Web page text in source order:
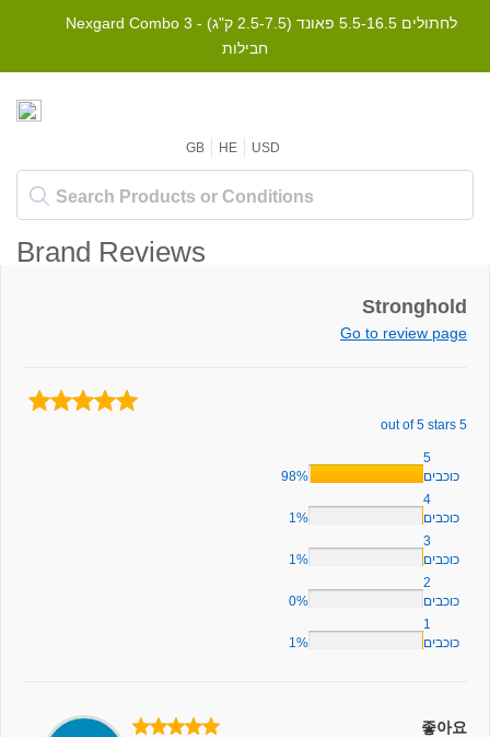
Nexgard Combo לחתולים 5.5-16.5 פאונד (2.5-7.5 ק"ג) - 3
חבילות
GB HE USD
Brand Reviews
Stronghold
Go to review page
5 out of 5 stars
5
כוכבים
98%
4
כוכבים
1%
3
כוכבים
1%
2
כוכבים
0%
1
כוכבים
1%
좋아요